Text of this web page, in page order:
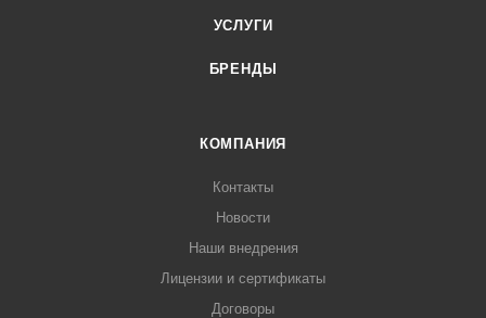
УСЛУГИ
БРЕНДЫ
КОМПАНИЯ
Контакты
Новости
Наши внедрения
Лицензии и сертификаты
Договоры